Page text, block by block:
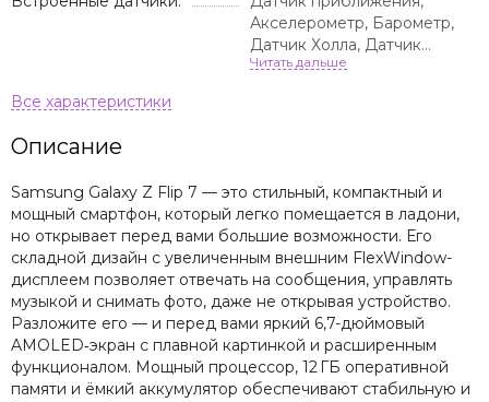
Акселерометр, Барометр,
Датчик Холла, Датчик
освещенности, Компас
Описание
Samsung Galaxy Z Flip 7 — это стильный, компактный и
мощный смартфон, который легко помещается в ладони,
но открывает перед вами большие возможности. Его
складной дизайн с увеличенным внешним FlexWindow-
дисплеем позволяет отвечать на сообщения, управлять
музыкой и снимать фото, даже не открывая устройство.
Разложите его — и перед вами яркий 6,7-дюймовый
AMOLED‑экран с плавной картинкой и расширенным
функционалом. Мощный процессор, 12 ГБ оперативной
памяти и ёмкий аккумулятор обеспечивают стабильную и